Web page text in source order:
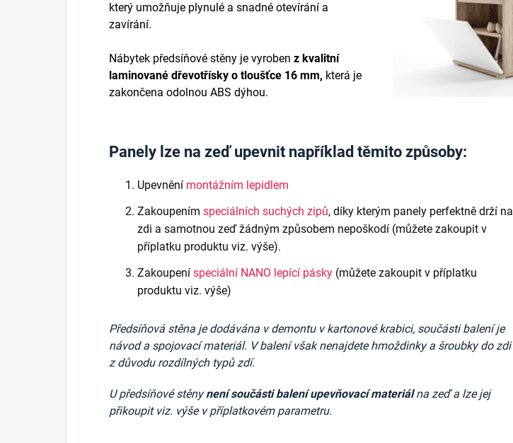
který umožňuje plynulé a snadné otevírání a
zavírání.
Nábytek předsíňové stěny je vyroben z kvalitní
laminované dřevotřísky o tloušťce 16 mm, která je
zakončena odolnou ABS dýhou.
Panely lze na zeď upevnit například těmito způsoby:
Upevnění montážním lepidlem
Zakoupením speciálních suchých zipů, díky kterým panely perfektně drží na
zdi a samotnou zeď žádným způsobem nepoškodí (můžete zakoupit v
příplatku produktu viz. výše).
Zakoupení speciální NANO lepící pásky (můžete zakoupit v příplatku
produktu viz. výše)
Předsíňová stěna je dodávána v demontu v kartonové krabici, součásti balení je
návod a spojovací materiál. V balení však nenajdetehmoždinky a šroubky do zdi
z důvodu rozdílných typů zdí.
U předsíňové stěnynení součásti balení upevňovací materiálna zeď a lze jej
přikoupit viz. výše v příplatkovém parametru.